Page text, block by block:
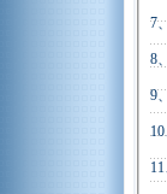
7
8
9